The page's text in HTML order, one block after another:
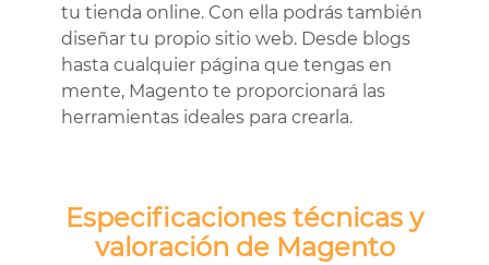
tu tienda online. Con ella podrás también
diseñar tu propio sitio web. Desde blogs
hasta cualquier página que tengas en
mente, Magento te proporcionará las
herramientas ideales para crearla.
Especificaciones técnicas y
valoración de Magento